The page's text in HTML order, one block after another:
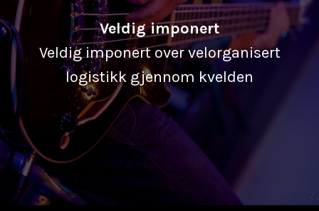
Veldig imponert
Veldig imponert over velorganisert
logistikk gjennom kvelden